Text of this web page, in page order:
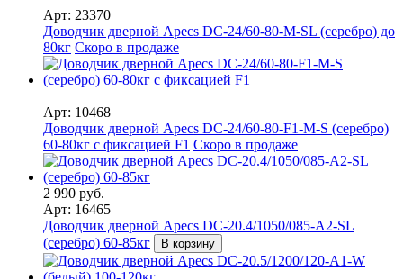
Арт: 23370
Доводчик дверной Apecs DC-24/60-80-M-SL (серебро) до
80кг Скоро в продаже
Арт: 10468
Доводчик дверной Apecs DC-24/60-80-F1-M-S (серебро)
60-80кг с фиксацией F1 Скоро в продаже
2 990 руб.
Арт: 16465
Доводчик дверной Apecs DC-20.4/1050/085-A2-SL
(серебро) 60-85кг
В корзину